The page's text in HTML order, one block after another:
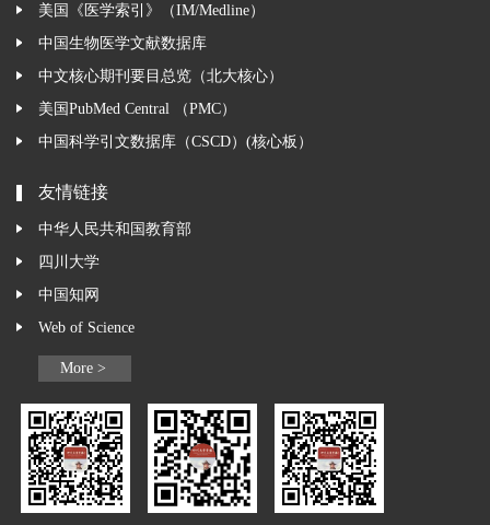
美国《医学索引》（IM/Medline）
中国生物医学文献数据库
中文核心期刊要目总览（北大核心）
美国PubMed Central （PMC）
中国科学引文数据库（CSCD）(核心板）
友情链接
中华人民共和国教育部
四川大学
中国知网
Web of Science
More >